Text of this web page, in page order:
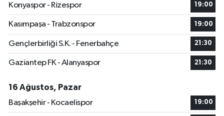
Konyaspor - Rizespor
19:00
Kasımpaşa - Trabzonspor 19:00
Gençlerbirliği S.K. - Fenerbahçe 21:30
Gaziantep FK - Alanyaspor 21:30
16 Ağustos, Pazar
Başakşehir - Kocaelispor
19:00